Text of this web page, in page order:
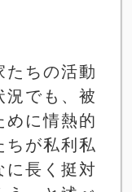
たちの活動
でも、被
に情熱的
ちが私利私
に長く挺対